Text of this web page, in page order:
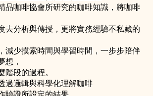
品咖啡協會所研究的咖啡知識，將咖啡
去分析與傳授，更將實務經驗不私藏的
減少摸索時間與學習時間，一步步陪伴
想，
階段的過程。
過邏輯與科學化理解咖啡